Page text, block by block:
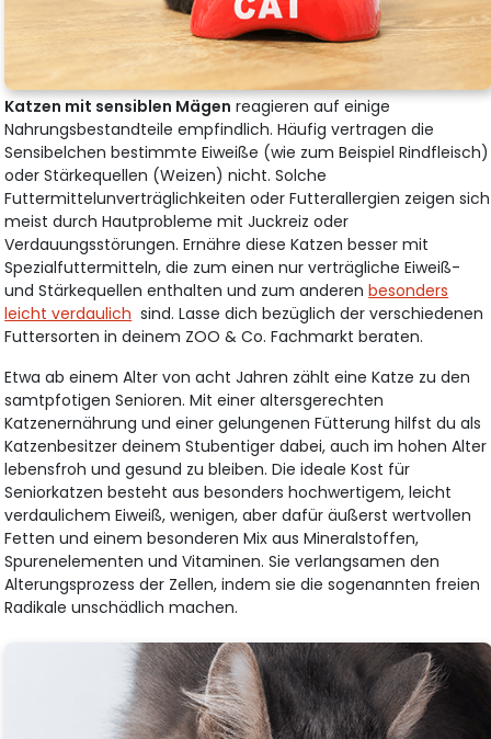
Katzen mit sensiblen Mägen reagieren auf einige
Nahrungsbestandteile empfindlich. Häufig vertragen die
Sensibelchen bestimmte Eiweiße (wie zum Beispiel Rindfleisch)
oder Stärkequellen (Weizen) nicht. Solche
Futtermittelunverträglichkeiten oder Futterallergien zeigen sich
meist durch Hautprobleme mit Juckreiz oder
Verdauungsstörungen. Ernähre diese Katzen besser mit
Spezialfuttermitteln, die zum einen nur verträgliche Eiweiß-
und Stärkequellen enthalten und zum anderenbesonders
leicht verdaulich sind. Lasse dich bezüglich der verschiedenen
Futtersorten in deinem ZOO & Co. Fachmarkt beraten.
Etwa ab einem Alter von acht Jahren zählt eine Katze zu den
samtpfotigen Senioren. Mit einer altersgerechten
Katzenernährung und einer gelungenen Fütterung hilfst du als
Katzenbesitzer deinem Stubentiger dabei, auch im hohen Alter
lebensfroh und gesund zu bleiben. Die ideale Kost für
Seniorkatzen besteht aus besonders hochwertigem, leicht
verdaulichem Eiweiß, wenigen, aber dafür äußerst wertvollen
Fetten und einem besonderen Mix aus Mineralstoffen,
Spurenelementen und Vitaminen. Sie verlangsamen den
Alterungsprozess der Zellen, indem sie die sogenannten freien
Radikale unschädlich machen.